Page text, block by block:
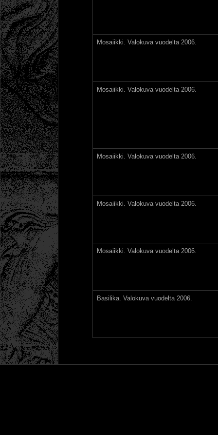
Mosaiikki. Valokuva vuodelta 2006.
Mosaiikki. Valokuva vuodelta 2006.
Mosaiikki. Valokuva vuodelta 2006.
Mosaiikki. Valokuva vuodelta 2006.
Mosaiikki. Valokuva vuodelta 2006.
Basilika. Valokuva vuodelta 2006.